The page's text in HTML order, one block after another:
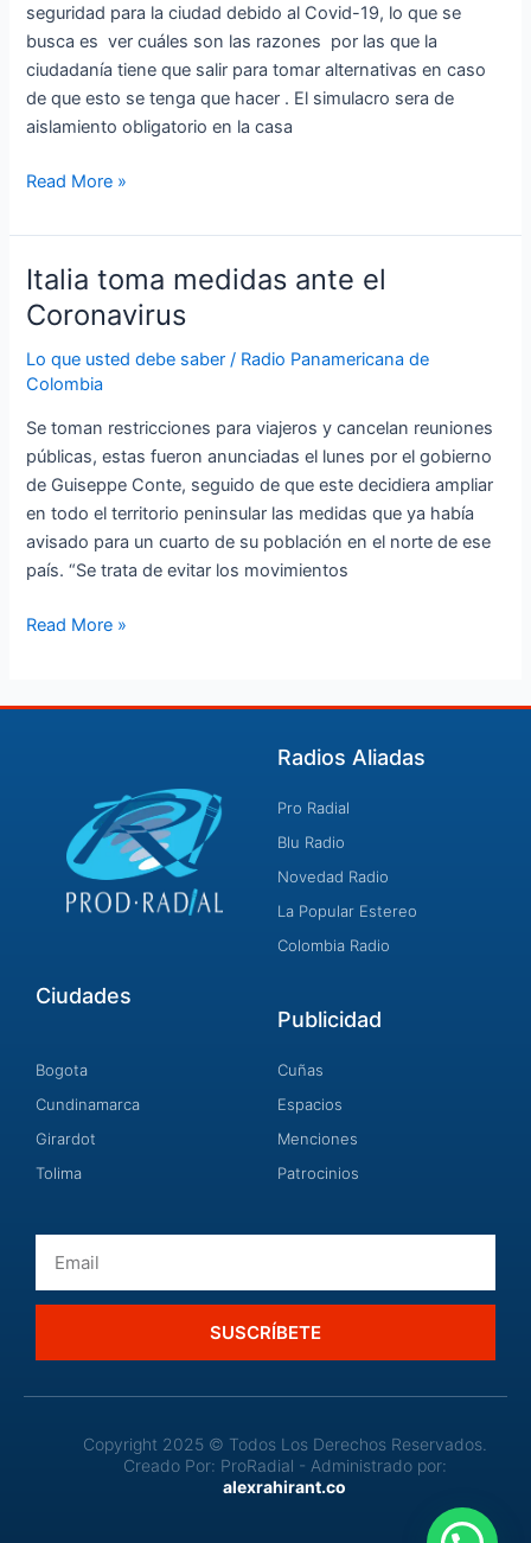
seguridad para la ciudad debido al Covid-19, lo que se
busca es ver cuáles son las razones por las que la
ciudadanía tiene que salir para tomar alternativas en caso
de que esto se tenga que hacer . El simulacro sera de
aislamiento obligatorio en la casa
Read More »
Italia toma medidas ante el
Coronavirus
Lo que usted debe saber / Radio Panamericana de
Colombia
Se toman restricciones para viajeros y cancelan reuniones
públicas, estas fueron anunciadas el lunes por el gobierno
de Guiseppe Conte, seguido de que este decidiera ampliar
en todo el territorio peninsular las medidas que ya había
avisado para un cuarto de su población en el norte de ese
país. “Se trata de evitar los movimientos
Italia
toma
medidas
ante
el
Coronavirus
Read More »
Radios Aliadas
Pro Radial
Blu Radio
Novedad Radio
La Popular Estereo
Colombia Radio
Ciudades
Bogota
Cundinamarca
Girardot
Tolima
Publicidad
Cuñas
Espacios
Menciones
Patrocinios
SUSCRÍBETE
Copyright 2025 © Todos Los Derechos Reservados.
Creado Por: ProRadial - Administrado por:
alexrahirant.co